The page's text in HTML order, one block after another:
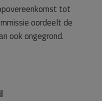
tot
oordeelt de
ook ongegrond.